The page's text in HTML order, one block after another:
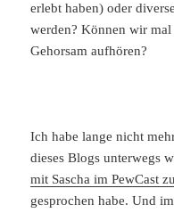
erlebt haben) oder
werden? Können wir
Gehorsam aufhören?
Ich habe lange nicht
dieses Blogs unterwegs
mit Sascha im PewCast
gesprochen habe. Und